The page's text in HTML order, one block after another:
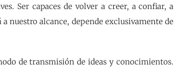
Ser capaces de volver a creer, a confiar, a
nuestro alcance, depende exclusivamente de
de transmisión de ideas y conocimientos.